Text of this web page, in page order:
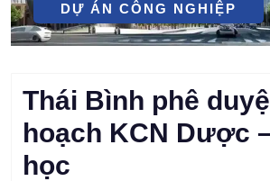
DỰ ÁN CÔNG NGHIỆP
Thái Bình phê
hoạch KCN Dược
học